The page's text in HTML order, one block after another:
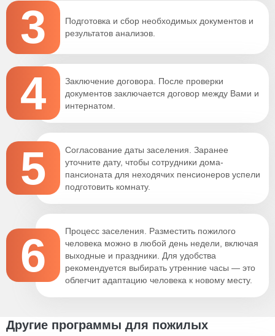
3
Подготовка и сбор необходимых документов и
результатов анализов.
4
Заключение договора. После проверки
документов заключается договор между Вами и
интернатом.
5
Согласование даты заселения. Заранее
уточните дату, чтобы сотрудники дома-
пансионата для неходячих пенсионеров успели
подготовить комнату.
6
Процесс заселения. Разместить пожилого
человека можно в любой день недели, включая
выходные и праздники. Для удобства
рекомендуется выбирать утренние часы — это
облегчит адаптацию человека к новому месту.
Другие программы для пожилых